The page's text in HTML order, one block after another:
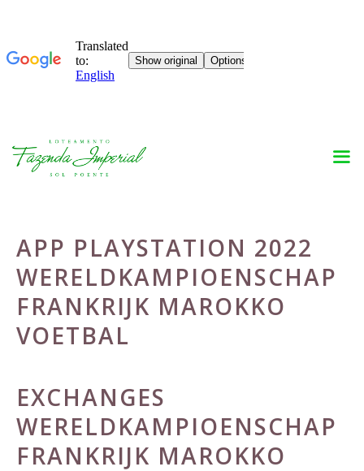
Skip
APP PLAYSTATION 2022
WERELDKAMPIOENSCHAP
FRANKRIJK MAROKKO
VOETBAL
EXCHANGES
WERELDKAMPIOENSCHAP
FRANKRIJK MAROKKO